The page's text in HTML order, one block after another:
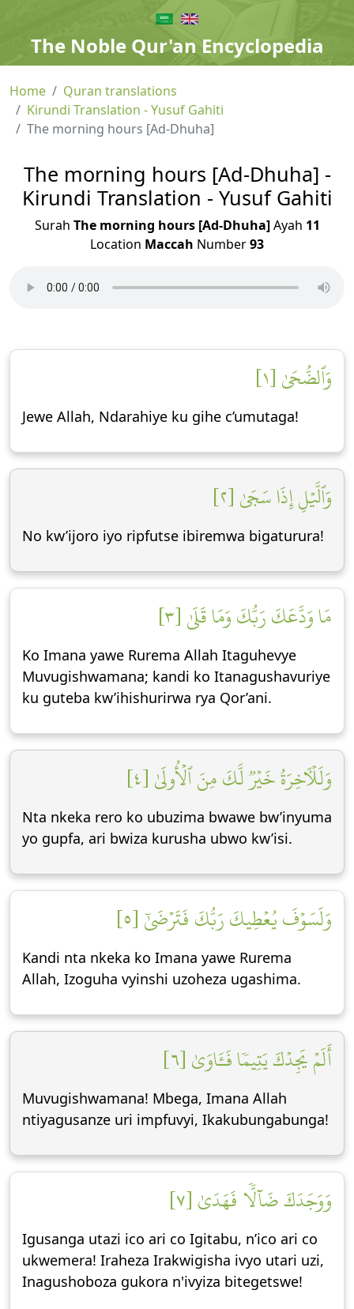
The Noble Qur'an Encyclopedia
Home
Quran translations
Kirundi Translation - Yusuf Gahiti
The morning hours [Ad-Dhuha]
The morning hours [Ad-Dhuha] -
Kirundi Translation - Yusuf Gahiti
Surah The morning hours [Ad-Dhuha]Ayah 11
Location Maccah Number93
وَٱلضُّحَىٰ [١]
Jewe Allah, Ndarahiye ku gihe c’umutaga!
وَٱلَّيۡلِ إِذَا سَجَىٰ [٢]
No kw’ijoro iyo ripfutse ibiremwa bigaturura!
مَا وَدَّعَكَ رَبُّكَ وَمَا قَلَىٰ [٣]
Ko Imana yawe Rurema Allah Itaguhevye
Muvugishwamana; kandi ko Itanagushavuriye
ku guteba kw’ihishurirwa rya Qor’ani.
وَلَلۡأٓخِرَةُ خَيۡرٞ لَّكَ مِنَ ٱلۡأُولَىٰ [٤]
Nta nkeka rero ko ubuzima bwawe bw’inyuma
yo gupfa, ari bwiza kurusha ubwo kw’isi.
وَلَسَوۡفَ يُعۡطِيكَ رَبُّكَ فَتَرۡضَىٰٓ [٥]
Kandi nta nkeka ko Imana yawe Rurema
Allah, Izoguha vyinshi uzoheza ugashima.
أَلَمۡ يَجِدۡكَ يَتِيمٗا فَـَٔاوَىٰ [٦]
Muvugishwamana! Mbega, Imana Allah
ntiyagusanze uri impfuvyi, Ikakubungabunga!
وَوَجَدَكَ ضَآلّٗا فَهَدَىٰ [٧]
Igusanga utazi ico ari co Igitabu, n’ico ari co
ukwemera! Iraheza Irakwigisha ivyo utari uzi,
Inagushoboza gukora n'ivyiza bitegetswe!